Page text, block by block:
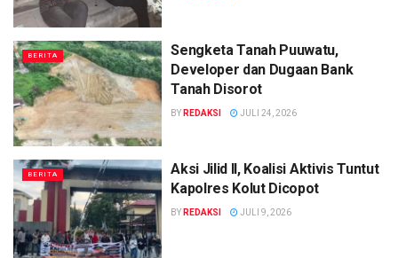
BERITA
Sengketa Tanah Puuwatu,
Developer dan Dugaan Bank
Tanah Disorot
BY REDAKSI JULI 24, 2026
BERITA
Aksi Jilid II, Koalisi Aktivis Tuntut
Kapolres Kolut Dicopot
BY REDAKSI JULI 9, 2026